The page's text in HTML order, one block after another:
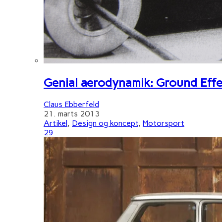
Genial aerodynamik: Ground
Claus Ebberfeld
21. marts 2013
Artikel, Design og koncept, Motorsport
29